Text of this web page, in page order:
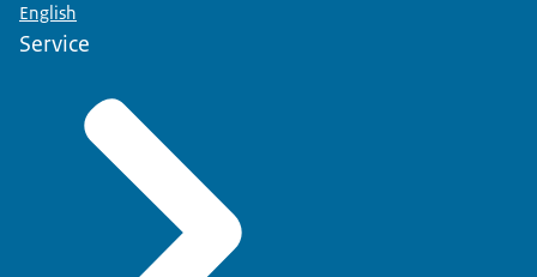
English
Service